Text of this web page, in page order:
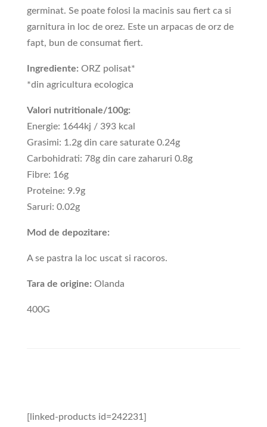
germinat. Se poate folosi la macinis sau fiert ca si
garnitura in loc de orez. Este un arpacas de orz de
fapt, bun de consumat fiert.
Ingrediente: ORZ polisat*
*din agricultura ecologica
Valori nutritionale/100g:
Energie: 1644kj / 393 kcal
Grasimi: 1.2g din care saturate 0.24g
Carbohidrati: 78g din care zaharuri 0.8g
Fibre: 16g
Proteine: 9.9g
Saruri: 0.02g
Mod de depozitare:
A se pastra la loc uscat si racoros.
Tara de origine: Olanda
400G
[linked-products id=242231]